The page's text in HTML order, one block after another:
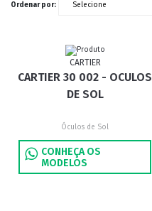
Ordenar por:
CARTIER
CARTIER 30 002 - OCULOS
DE SOL
Óculos de Sol
CONHEÇA OS
MODELOS